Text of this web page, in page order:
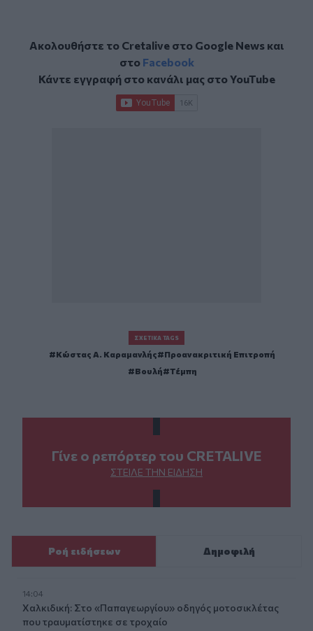
Ακολουθήστε το Cretalive στο Google Newsκαι
στο Facebook
Κάντε εγγραφή στο κανάλι μας στοYouTube
ΣΧΕΤΙΚΆ TAGS
Κώστας Α. Καραμανλής
Προανακριτική Επιτροπή
Βουλή
Τέμπη
Γίνε ο ρεπόρτερ του CRETALIVE
ΣΤΕΊΛΕ ΤΗΝ ΕΊΔΗΣΗ
Ροή ειδήσεων Δημοφιλή
14:04
Χαλκιδική: Στο «Παπαγεωργίου» οδηγός μοτοσικλέτας
που τραυματίστηκε σε τροχαίο